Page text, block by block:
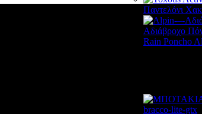
Παντελόνι
Αδιάβροχο
Rain Poncho